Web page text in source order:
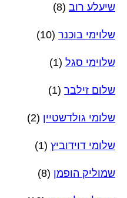
שיעלע רוב (8)
שלוימי בוכנר (10)
שלוימי סגל (1)
שלום זילבר (1)
שלומי גולדשטיין (2)
שלומי דוידוביץ (1)
שמוליק הופמן (8)